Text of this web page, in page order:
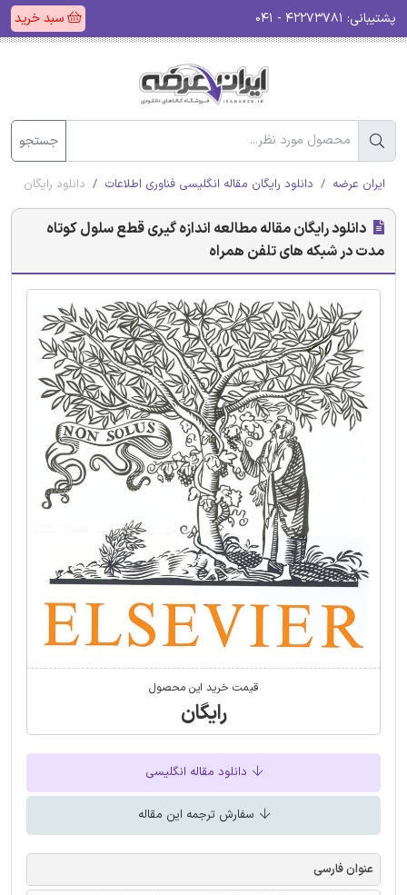
پشتیبانی: سبد خرید
جستجو
ایران عرضه دانلود رایگان مقاله انگلیسی فناوری اطلاعات دانلود رایگان
دانلود رایگان مقاله مطالعه اندازه گیری قطع سلول کوتاه
مدت در شبکه های تلفن همراه
قیمت خرید این محصول
رایگان
دانلود مقاله انگلیسی
سفارش ترجمه این مقاله
عنوان فارسی